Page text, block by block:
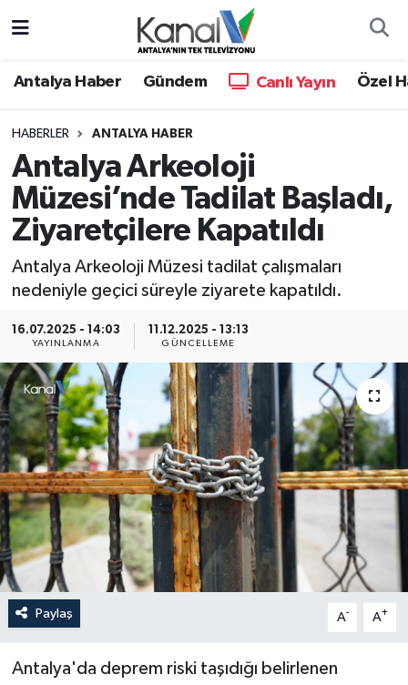
Antalya Haber Gündem Canlı Yayın Özel
HABERLER ANTALYA HABER
Antalya Arkeoloji
Müzesi’nde Tadilat Başladı,
Ziyaretçilere Kapatıldı
Antalya Arkeoloji Müzesi tadilat çalışmaları
nedeniyle geçici süreyle ziyarete kapatıldı.
16.07.2025 - 14:03
YAYINLANMA
11.12.2025 - 13:13
GÜNCELLEME
Paylaş A- A+
Antalya'da deprem riski taşıdığı belirlenen
Antalya Haber
Dünya
Eğitim
Gündem
Günün Manşetleri
Haber Kuşakları
Haberler
KANALV Spor
Kültür Sanat
Magazin
Öğle Bülteni
Sağlık
Hava Durumu
Trafik Durumu
Süper Lig Puan Durumu ve Fikstür
Son Dakika Haberleri
Haber Arşivi